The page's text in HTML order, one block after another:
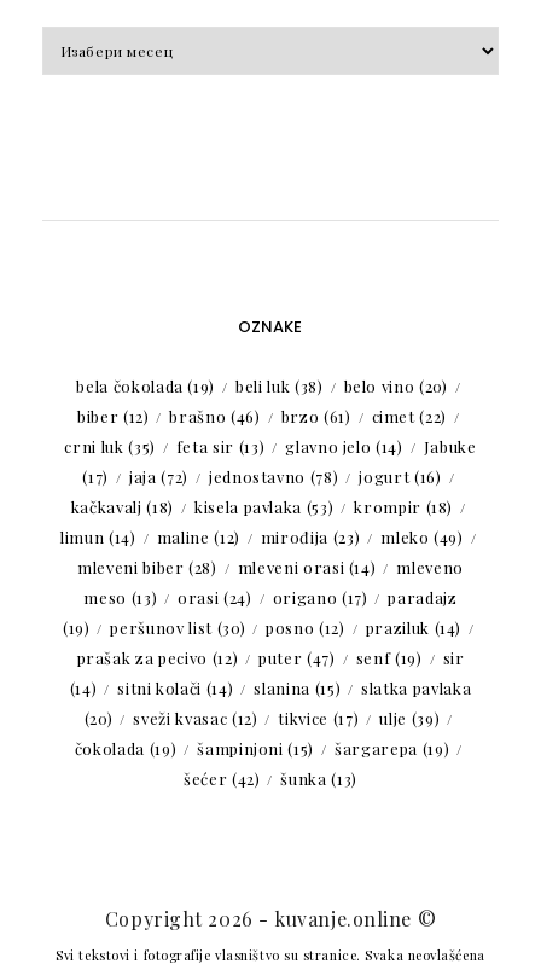
OZNAKE
bela čokolada (19) beli luk (38) belo vino (20)
biber (12) brašno (46) brzo (61) cimet(22)
crni luk (35) feta sir (13) glavno jelo (14)
Jabuke
(17)
jaja (72) jednostavno (78) jogurt(16)
kačkavalj (18) kisela pavlaka (53) krompir (18)
limun (14) maline (12) mirođija (23) mleko (49)
mleveni biber (28) mleveni orasi (14)
mleveno
meso (13) orasi (24) origano (17)
paradajz
(19)
peršunov list(30) posno (12) praziluk (14)
prašak za pecivo (12) puter (47) senf(19)
sir
(14)
sitni kolači (14) slanina (15)
slatka pavlaka
(20)
sveži kvasac (12) tikvice (17) ulje (39)
čokolada (19) šampinjoni (15) šargarepa (19)
šećer (42) šunka (13)
Copyright 2026 - kuvanje.online ©
Svi tekstovi i fotografije vlasništvo su stranice. Svaka neovlašćena